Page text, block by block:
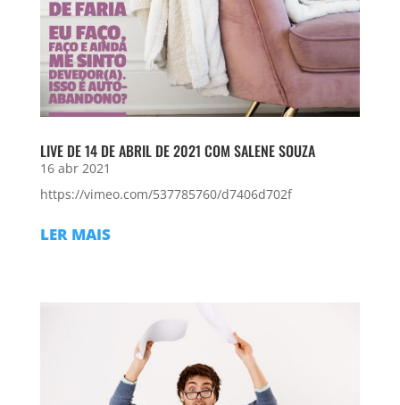
LIVE DE 14 DE ABRIL DE 2021 COM SALENE SOUZA
16 abr 2021
https://vimeo.com/537785760/d7406d702f
LER MAIS